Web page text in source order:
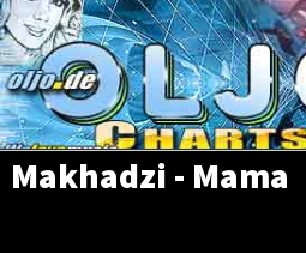
Makhadzi - Mama